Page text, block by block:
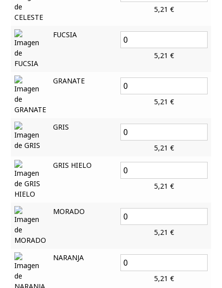
5,21 €
FUCSIA
5,21 €
GRANATE
5,21 €
GRIS
5,21 €
GRIS HIELO
5,21 €
MORADO
5,21 €
NARANJA
5,21 €